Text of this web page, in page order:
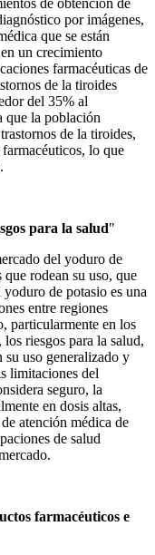
de obtención de
por imágenes,
que se están
un crecimiento
farmacéuticas de
de la tiroides
del 35% al
que la población
de la tiroides,
lo que
para la salud"
del yoduro de
rodean su uso, que
de potasio es una
entre regiones
particularmente en los
riesgos para la salud,
uso generalizado y
limitaciones del
seguro, la
en dosis altas,
atención médica de
de salud
farmacéuticos e